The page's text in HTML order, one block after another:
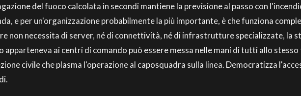
del fuoco calcolata in secondi mantiene la previsione al passo con
e per un'organizzazione probabilmente la più importante, è che funziona
non necessita di server, né di connettività, né di infrastrutture specializzate, la
apparteneva ai centri di comando può essere messa nelle mani di tutti allo
civile che plasma l'operazione al caposquadra sulla linea. Democratizza